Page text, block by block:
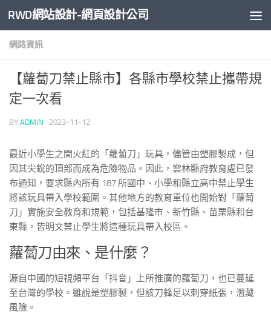
Skip to content
RWD網站設計-網頁設計公司
網路資訊
【蘿蔔刀禁止縣市】各縣市學校禁止攜帶規
定一次看
BY ADMIN · 2023-11-12
最近小學生之間火紅的「蘿蔔刀」玩具，儘管由塑膠製成，但
因其尖銳的頂部而成為危險物品。因此，雲林縣府教育處已發
布通知，要求縣內所有 187 所國中、小學和縣立高中禁止學生
將該玩具帶入學校範圍。其他地方的教育單位也開始對「蘿蔔
刀」實施安全教育和規範，包括基隆市、新竹縣、苗栗縣和台
東縣，皆明文禁止學生將這種玩具帶入校區。
蘿蔔刀由來、是什麼？
源自中國的短視頻平台「抖音」上所推廣的蘿蔔刀，也已蔓延
至台灣的學校。雖說是塑膠製，但該刀鋒足以刺穿紙張，潛藏
風險。